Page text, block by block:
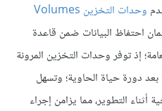
وحدات التخزين Volumes
احتفاظ البيانات ضمن قاعدة
إذ توفر وحدات التخزين المرونة
بعد دورة حياة الحاوية؛ وتسهل
أثناء التطوير، مما يزامن إجراء